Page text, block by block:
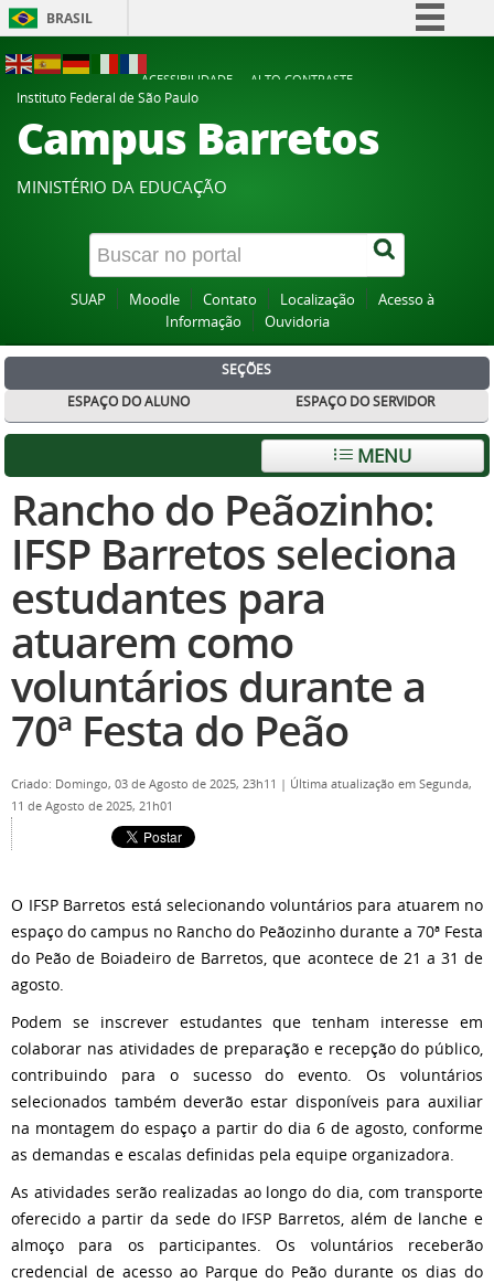
BRASIL
Participe
Acesso à informação
Canais
ACESSIBILIDADE
ALTO CONTRASTE
Instituto Federal de São Paulo
Campus Barretos
MINISTÉRIO DA EDUCAÇÃO
SUAP Moodle Contato Localização
Acesso à
Informação
Ouvidoria
SEÇÕES
ESPAÇO DO ALUNO
ESPAÇO DO SERVIDOR
MENU
Rancho do Peãozinho:
IFSP Barretos seleciona
estudantes para
atuarem como
voluntários durante a
70ª Festa do Peão
Criado: Domingo, 03 de Agosto de 2025, 23h11 | Última atualização em Segunda,
11 de Agosto de 2025, 21h01
O IFSP Barretos está selecionando voluntários para atuarem no
espaço do campus no Rancho do Peãozinho durante a 70ª Festa
do Peão de Boiadeiro de Barretos, que acontece de 21 a 31 de
agosto.
Podem se inscrever estudantes que tenham interesse em
colaborar nas atividades de preparação e recepção do público,
contribuindo para o sucesso do evento. Os voluntários
selecionados também deverão estar disponíveis para auxiliar
na montagem do espaço a partir do dia 6 de agosto, conforme
as demandas e escalas definidas pela equipe organizadora.
As atividades serão realizadas ao longo do dia, com transporte
oferecido a partir da sede do IFSP Barretos, além de lanche e
almoço para os participantes. Os voluntários receberão
credencial de acesso ao Parque do Peão durante os dias do